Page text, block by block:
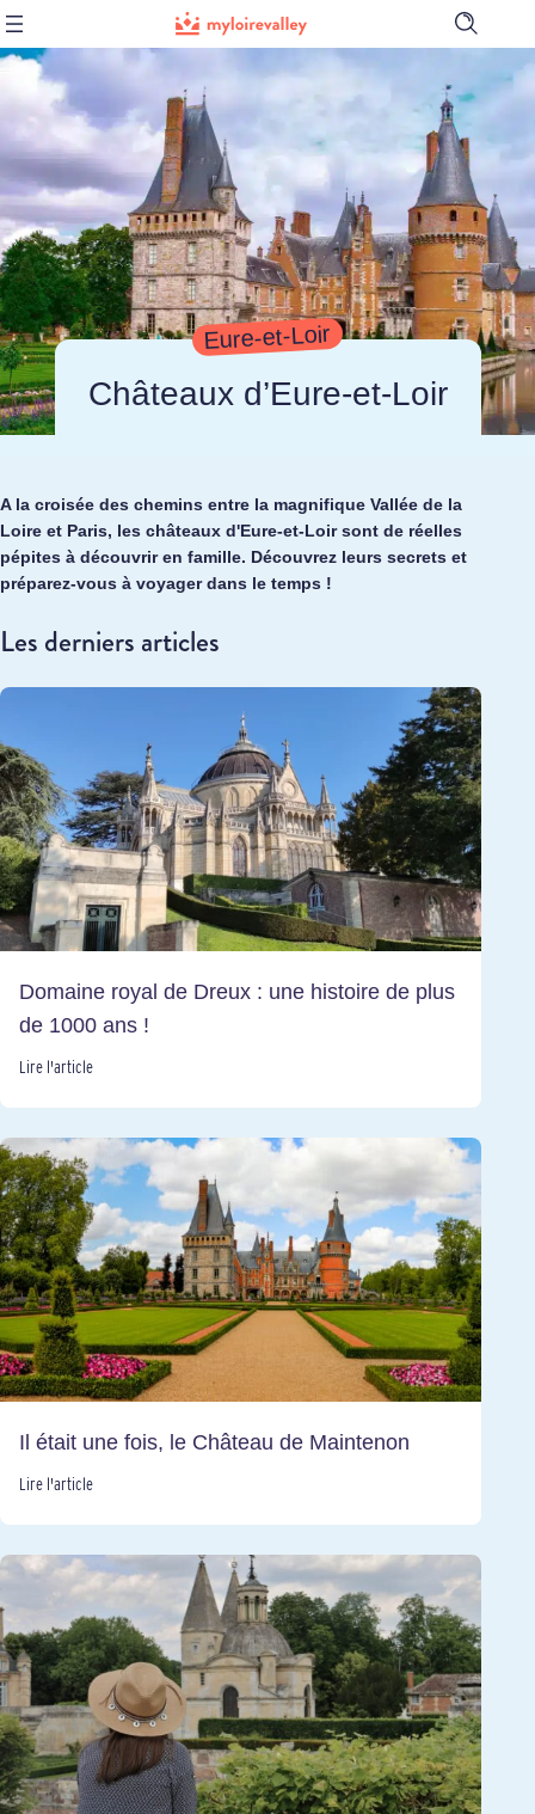
Ouvrir
la
de
Eure-et-Loir
Châteaux d’Eure-et-Loir
A la croisée des chemins entre la magnifique Vallée de la
Loire et Paris, les châteaux d'Eure-et-Loir sont de réelles
pépites à découvrir en famille. Découvrez leurs secrets et
préparez-vous à voyager dans le temps !
Les derniers articles
Domaine royal de Dreux : une histoire de plus
de 1000 ans !
Lire l'article
Il était une fois, le Château de Maintenon
Lire l'article